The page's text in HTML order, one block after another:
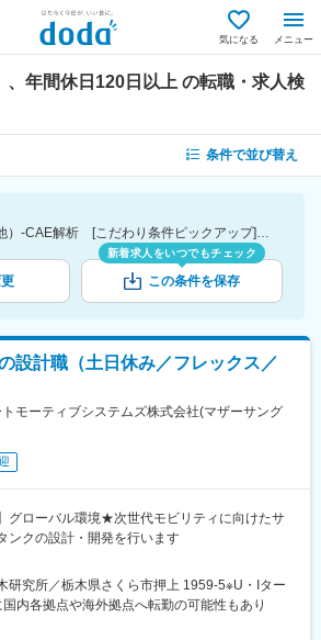
気になる メニュー
年間休日120日以上 の転職・求人検
条件で並び替え
[職種]CAE解析（その他）-CAE解析 [こだわり条件ピックアップ]年間休日120日以上 [詳細条件](休日・働き方)年間休日120日以上
新着求人をいつでもチェック
この条件を保存
設計職（土日休み／フレックス／
モーティブシステムズ株式会社(マザーサング
グローバル環境★次世代モビリティに向けたサ
ンクの設計・開発を行います
研究所／栃木県さくら市押上 1959-5※U・Iター
内各拠点や海外拠点へ転勤の可能性もあり